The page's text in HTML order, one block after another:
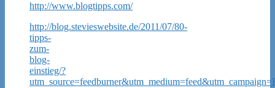
http://www.blogtipps.com/
http://blog.stevieswebsite.de/2011/07/80-
tipps-
zum-
blog-
einstieg/?